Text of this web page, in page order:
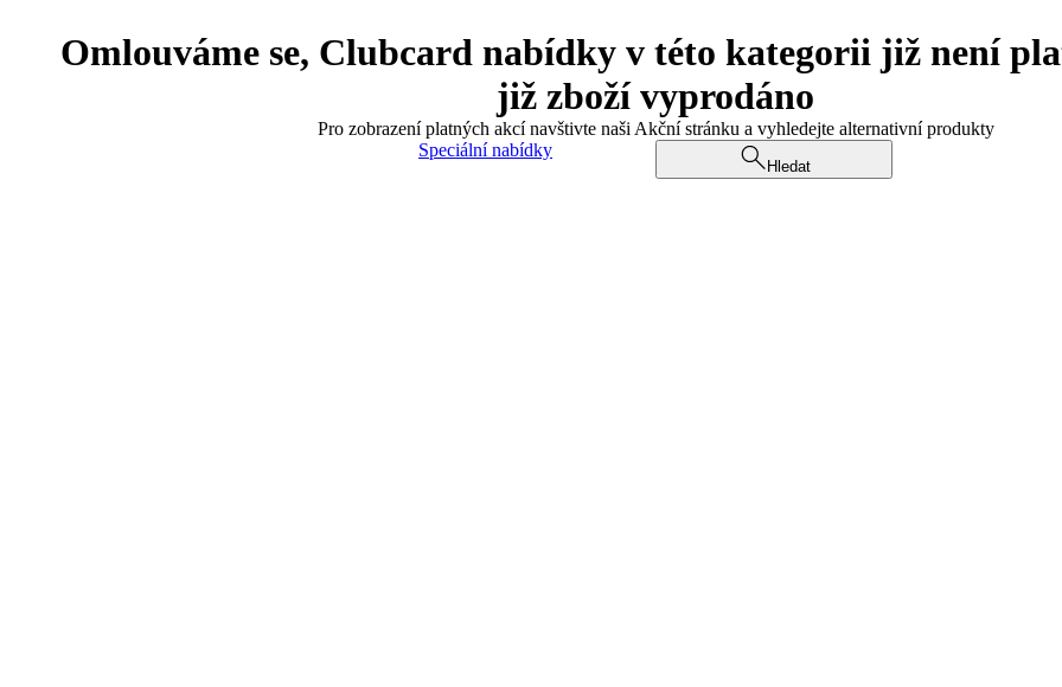
Omlouváme se, Clubcard nabídky v této kategorii již není
již zboží vyprodáno
Pro zobrazení platných akcí navštivte naši Akční stránku a vyhledejte alternativní produkty
Speciální nabídky
Hledat